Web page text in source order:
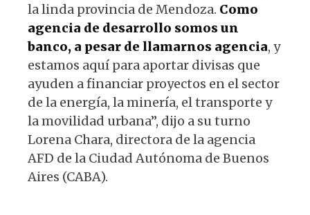
la linda provincia de Mendoza. Como
agencia de desarrollo somos un
banco, a pesar de llamarnos agencia, y
estamos aquí para aportar divisas que
ayuden a financiar proyectos en el sector
de la energía, la minería, el transporte y
la movilidad urbana”, dijo a su turno
Lorena Chara, directora de la agencia
AFD de la Ciudad Autónoma de Buenos
Aires (CABA).